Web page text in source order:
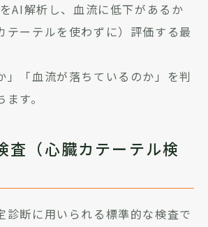
AI解析し、血流に低下があるか
テーテルを使わずに）評価する最
」「血流が落ちているのか」を判
す。
査（心臓カテーテル検
診断に用いられる標準的な検査で